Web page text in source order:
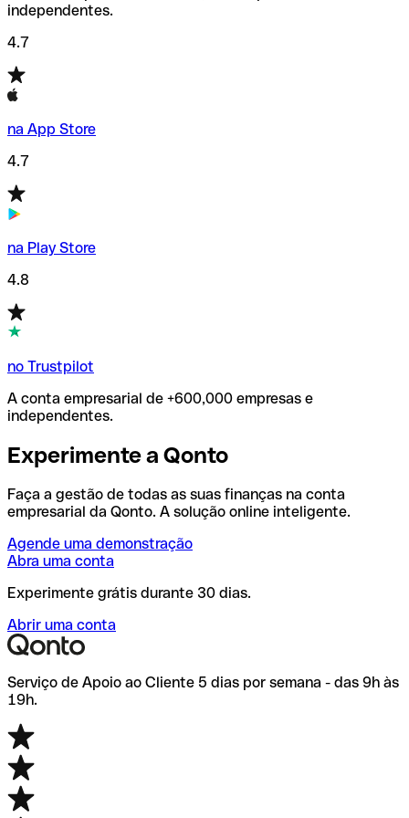
independentes.
4.7
na App Store
4.7
na Play Store
4.8
no Trustpilot
A conta empresarial de +600,000 empresas e
independentes.
Experimente a Qonto
Faça a gestão de todas as suas finanças na conta
empresarial da Qonto. A solução online inteligente.
Agende uma demonstração
Abra uma conta
Experimente grátis durante 30 dias.
Abrir uma conta
Serviço de Apoio ao Cliente 5 dias por semana - das 9h às
19h.